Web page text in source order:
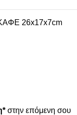
26x17x7cm
στην επόμενη σου